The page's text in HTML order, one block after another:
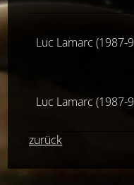
Luc Lamarc (1987-
Luc Lamarc (1987-
zurück